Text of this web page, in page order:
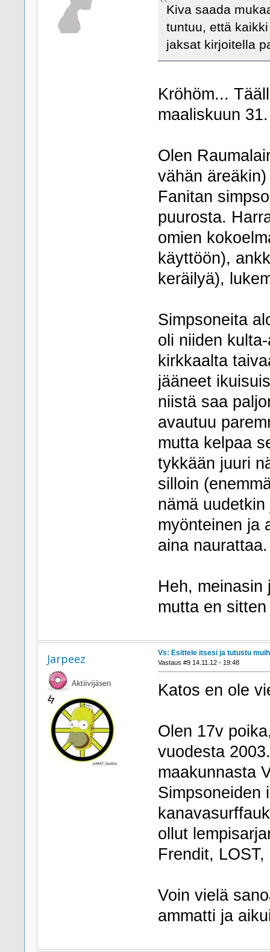
Kiva saada
tuntuu, että
jaksat kirjoitella
Kröhöm...
maaliskuun
Olen
vähän
Fanitan
puurosta.
omien
käyttöön),
keräilyä),
Simpsoneita
oli niiden
kirkkaalta
jääneet
niistä saa
avautuu
mutta kelpaa
tykkään juuri
silloin
nämä
myönteinen ja
aina naurattaa.
Heh, meinasin
mutta en
Jarpeez Vs: Esittele itsesi ja tutustu
Vastaus #9 14.11.12 - 19:48
Katos en ole
Olen 17v
vuodesta
maakunnasta
Simpsoneiden
ollut
Frendit,
Voin vielä
ammatti ja